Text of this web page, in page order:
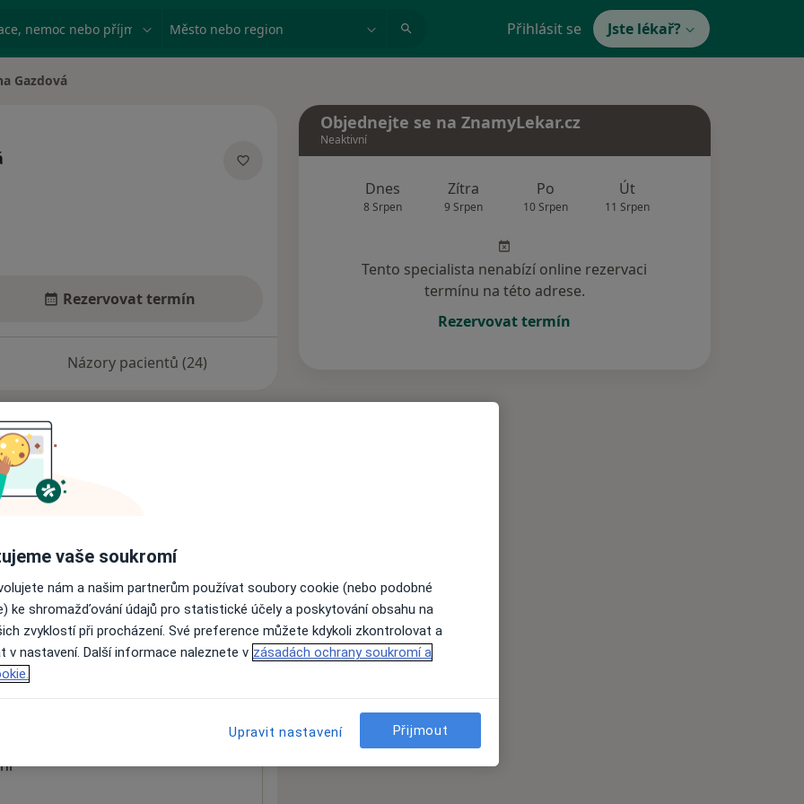
nemoc nebo příjmení Město nebo region Přihlásit se Jste lékař?
Gazdová
Rezervovat termín
Názory pacientů (24)
nejsou k dispozici
informace o svých službách.
Objednejte se na ZnamyLekar.cz
Neaktivní
Dnes
8 Srpen
Zítra
9 Srpen
Po
10 Srpen
Út
11 Srpen
Tento specialista nenabízí online rezervaci
termínu na této adrese.
Rezervovat termín
vaše soukromí
nám a našim partnerům používat soubory cookie (nebo podobné
ke shromažďování údajů pro statistické účely a poskytování obsahu na
zvyklostí při procházení. Své preference můžete kdykoli zkontrolovat a
v nastavení. Další informace naleznete v zásadách ochrany soukromí a
Upravit nastavení Přijmout